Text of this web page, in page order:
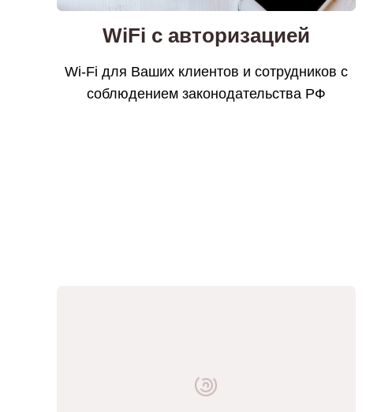
WiFi с авторизацией
Wi-Fi для Ваших клиентов и сотрудников с
соблюдением законодательства РФ